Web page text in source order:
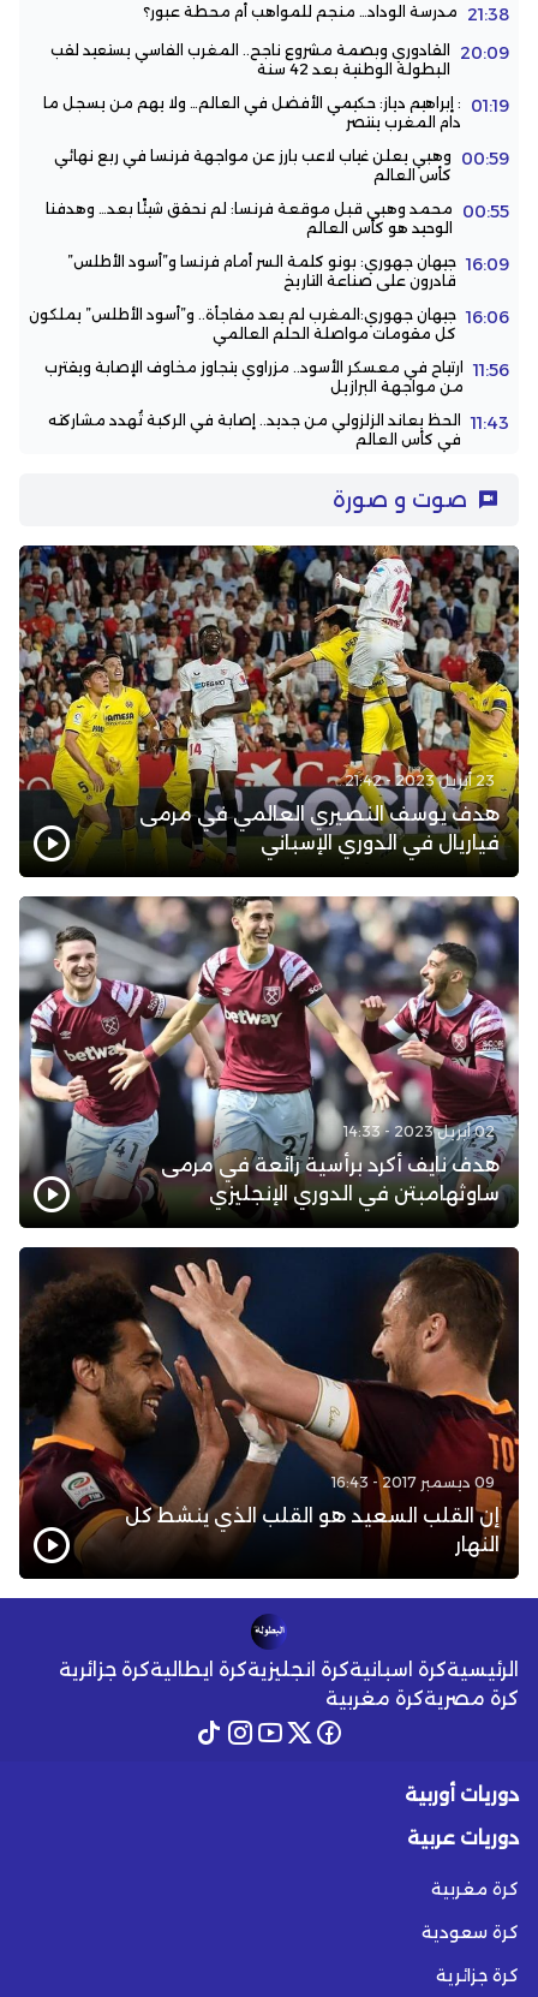
21:38 مدرسة الوداد… منجم للمواهب أم محطة عبور؟
20:09
القادوري وبصمة مشروع ناجح.. المغرب الفاسي يستعيد لقب
البطولة الوطنية بعد 42 سنة
01:19
: إبراهيم دياز: حكيمي الأفضل في العالم… ولا يهم من يسجل ما
دام المغرب ينتصر
00:59
وهبي يعلن غياب لاعب بارز عن مواجهة فرنسا في ربع نهائي
كأس العالم
00:55
محمد وهبي قبل موقعة فرنسا: لم نحقق شيئًا بعد… وهدفنا
الوحيد هو كأس العالم
16:09 جيهان جهوري: بونو كلمة السر أمام فرنسا و”أسود الأطلس”
قادرون على صناعة التاريخ
16:06 جيهان جهوري:المغرب لم يعد مفاجأة.. و”أسود الأطلس” يملكون
كل مقومات مواصلة الحلم العالمي
11:56
ارتياح في معسكر الأسود.. مزراوي يتجاوز مخاوف الإصابة ويقترب
من مواجهة البرازيل
11:43
الحظ يعاند الزلزولي من جديد.. إصابة في الركبة تُهدد مشاركته
في كأس العالم
صوت و صورة
23 أبريل 2023 - 21:42
هدف يوسف النصيري العالمي في مرمى
فياريال في الدوري الإسباني
02 أبريل 2023 - 14:33
هدف نايف أكرد برأسية رائعة في مرمى
ساوثهامبتن في الدوري الإنجليزي
09 ديسمبر 2017 - 16:43
إن القلب السعيد هو القلب الذي ينشط كل
النهار
الرئيسيةكرة اسبانيةكرة انجليزيةكرة ايطاليةكرة جزائرية
كرة مصريةكرة مغربية
دوريات أوربية
دوريات عربية
كرة مغربية
كرة سعودية
كرة جزائرية